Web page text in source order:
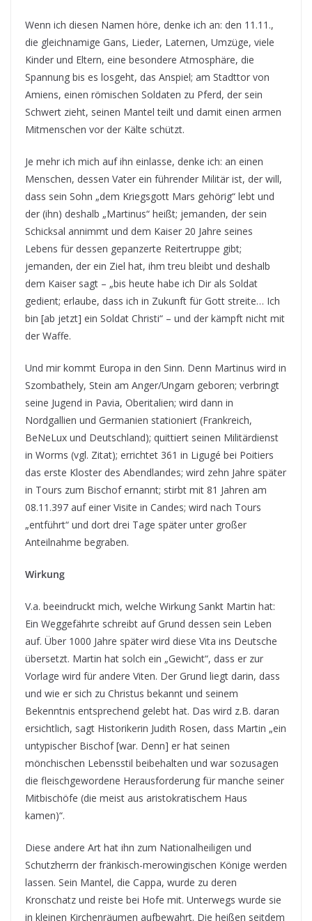
Wenn ich diesen Namen höre, denke ich an: den 11.11.,
die gleichnamige Gans, Lieder, Laternen, Umzüge, viele
Kinder und Eltern, eine besondere Atmosphäre, die
Spannung bis es losgeht, das Anspiel; am Stadttor von
Amiens, einen römischen Soldaten zu Pferd, der sein
Schwert zieht, seinen Mantel teilt und damit einen armen
Mitmenschen vor der Kälte schützt.
Je mehr ich mich auf ihn einlasse, denke ich: an einen
Menschen, dessen Vater ein führender Militär ist, der will,
dass sein Sohn „dem Kriegsgott Mars gehörig“ lebt und
der (ihn) deshalb „Martinus“ heißt; jemanden, der sein
Schicksal annimmt und dem Kaiser 20 Jahre seines
Lebens für dessen gepanzerte Reitertruppe gibt;
jemanden, der ein Ziel hat, ihm treu bleibt und deshalb
dem Kaiser sagt – „bis heute habe ich Dir als Soldat
gedient; erlaube, dass ich in Zukunft für Gott streite… Ich
bin [ab jetzt] ein Soldat Christi“ – und der kämpft nicht mit
der Waffe.
Und mir kommt Europa in den Sinn. Denn Martinus wird in
Szombathely, Stein am Anger/Ungarn geboren; verbringt
seine Jugend in Pavia, Oberitalien; wird dann in
Nordgallien und Germanien stationiert (Frankreich,
BeNeLux und Deutschland); quittiert seinen Militärdienst
in Worms (vgl. Zitat); errichtet 361 in Ligugé bei Poitiers
das erste Kloster des Abendlandes; wird zehn Jahre später
in Tours zum Bischof ernannt; stirbt mit 81 Jahren am
08.11.397 auf einer Visite in Candes; wird nach Tours
„entführt“ und dort drei Tage später unter großer
Anteilnahme begraben.
Wirkung
V.a. beeindruckt mich, welche Wirkung Sankt Martin hat:
Ein Weggefährte schreibt auf Grund dessen sein Leben
auf. Über 1000 Jahre später wird diese Vita ins Deutsche
übersetzt. Martin hat solch ein „Gewicht“, dass er zur
Vorlage wird für andere Viten. Der Grund liegt darin, dass
und wie er sich zu Christus bekannt und seinem
Bekenntnis entsprechend gelebt hat. Das wird z.B. daran
ersichtlich, sagt Historikerin Judith Rosen, dass Martin „ein
untypischer Bischof [war. Denn] er hat seinen
mönchischen Lebensstil beibehalten und war sozusagen
die fleischgewordene Herausforderung für manche seiner
Mitbischöfe (die meist aus aristokratischem Haus
kamen)“.
Diese andere Art hat ihn zum Nationalheiligen und
Schutzherrn der fränkisch-merowingischen Könige werden
lassen. Sein Mantel, die Cappa, wurde zu deren
Kronschatz und reiste bei Hofe mit. Unterwegs wurde sie
in kleinen Kirchenräumen aufbewahrt. Die heißen seitdem